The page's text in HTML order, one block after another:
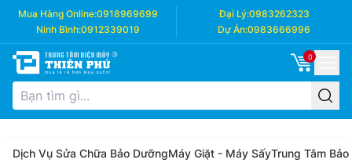
Mua Hàng Online:0918969699 Đại Lý:0983262323
Ninh Bình:0912339019 Dự Án:0983666996
0
Dịch Vụ Sửa Chữa Bảo DưỡngMáy Giặt - Máy SấyTrung Tâm Bảo